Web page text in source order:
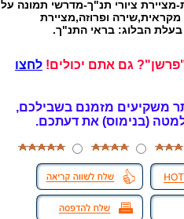
מציירת ציורי תנ"ך-מדרשי תמונה על
ופרוזה,מציירת
בעלת הבלוג: בראי התנ"ך.
גם אתם יכולים! לחצו
משקיעים מזמנם בשבילכם,
(בנימוס) את דעתכם.